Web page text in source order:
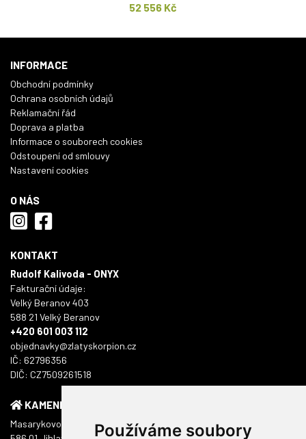
Používáme soubory
52 556 Kč
INFORMACE
Obchodní podmínky
Ochrana osobních údajů
Reklamační řád
Doprava a platba
Informace o souborech cookies
Odstoupení od smlouvy
Nastavení cookies
O NÁS
KONTAKT
Rudolf Kalivoda - ONYX
Fakturační údaje:
Velký Beranov 403
588 21 Velký Beranov
+420 601 003 112
objednavky@zlatyskorpion.cz
IČ: 62796356
DIČ: CZ7509261518
KAMENNÁ PRODEJNA
Masarykovo náměstí 1217/51